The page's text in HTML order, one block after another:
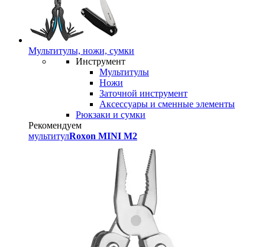
Мультитулы, ножи, сумки
Инструмент
Мультитулы
Ножи
Заточной инструмент
Аксессуары и сменные элементы
Рюкзаки и сумки
Рекомендуем
мультитулRoxon MINI M2